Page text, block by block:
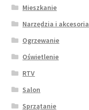
Mieszkanie
Narzędzia i akcesoria
Ogrzewanie
Oświetlenie
RTV
Salon
Sprzątanie